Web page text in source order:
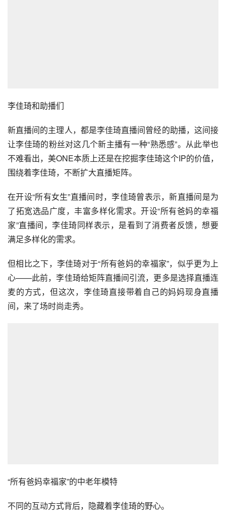
李佳琦和助播们
新直播间的主理人，都是李佳琦直播间曾经的助播，这间接
让李佳琦的粉丝对这几个新主播有一种“熟悉感”。从此举也
不难看出，美ONE本质上还是在挖掘李佳琦这个IP的价值，
围绕着李佳琦，不断扩大直播矩阵。
在开设“所有女生”直播间时，李佳琦曾表示，新直播间是为
了拓宽选品广度，丰富多样化需求。开设“所有爸妈的幸福
家”直播间，李佳琦同样表示，是看到了消费者反馈，想要
满足多样化的需求。
但相比之下，李佳琦对于“所有爸妈的幸福家”，似乎更为上
心——此前，李佳琦给矩阵直播间引流，更多是选择直播连
麦的方式，但这次，李佳琦直接带着自己的妈妈现身直播
间，来了场时尚走秀。
“所有爸妈幸福家”的中老年模特
不同的互动方式背后，隐藏着李佳琦的野心。